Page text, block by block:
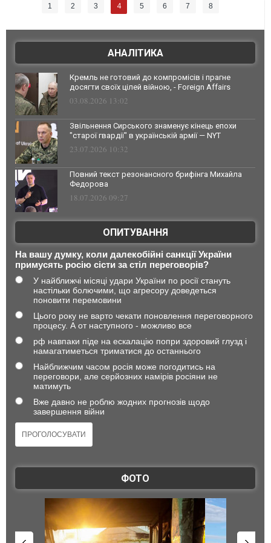
1 2 3 4 5 6 7 8
АНАЛІТИКА
Кремль не готовий до компромісів і прагне
досягти своїх цілей війною, - Foreign Affairs
03.08.2026 13:02
Звільнення Сирського знаменує кінець епохи
"старої гвардії" в українській армії — NYT
23.07.2026 10:32
Повний текст резонансного брифінга Михайла
Федорова
18.07.2026 09:27
ОПИТУВАННЯ
На вашу думку, коли далекобійні санкції України
примусять росію сісти за стіл переговорів?
У найближчі місяці удари України по росії стануть
настільки болючими, що агресору доведеться
поновити перемовини
Цього року не варто чекати поновлення переговорного
процесу. А от наступного - можливо все
рф навпаки піде на ескалацію попри здоровий глузд і
намагатиметься триматися до останнього
Найближчим часом росія може погодитись на
переговори, але серйозних намірів росіяни не
матимуть
Вже давно не роблю жодних прогнозів щодо
завершення війни
ФОТО